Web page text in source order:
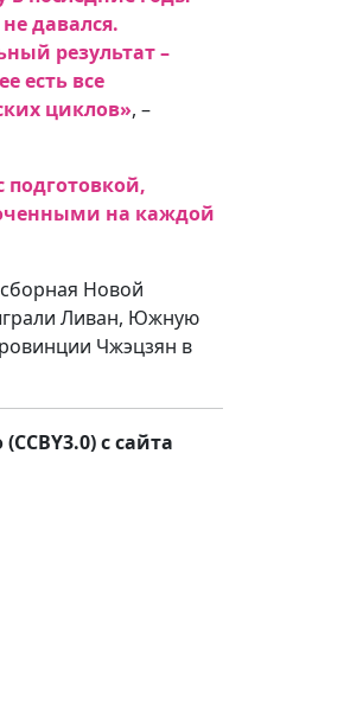
давался.
результат –
есть все
циклов», –
на каждой
Новой
Ливан, Южную
Чжэцзян в
с сайта